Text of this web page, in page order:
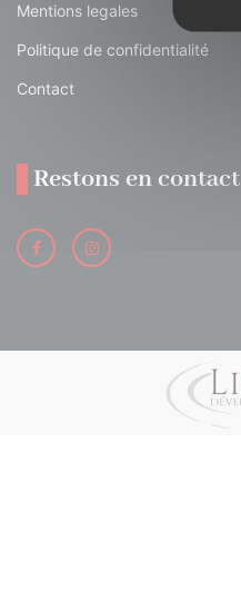
Mentions legales
Politique de confidentialité
Contact
Restons en contact